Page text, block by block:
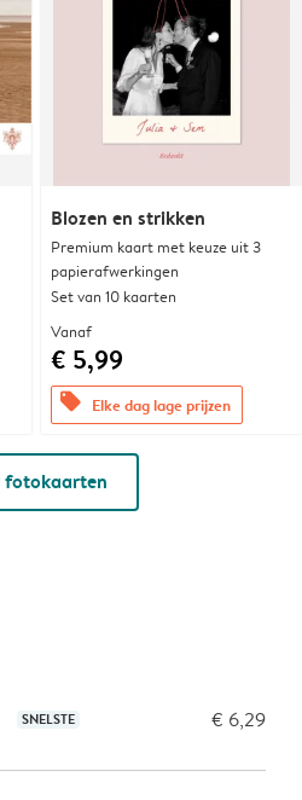
Blozen en strikken
Premium kaart met keuze uit 3
papierafwerkingen
Set van 10 kaarten
Vanaf
€ 5,99
offers Elke dag lage prijzen
fotokaarten
SNELSTE € 6,29